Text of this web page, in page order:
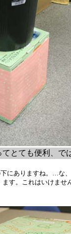
とても便利、で
にありますね。…な
ます。これはいけませ